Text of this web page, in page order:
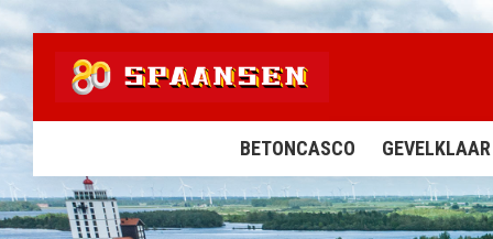
BETONCASCO GEVELKLAAR